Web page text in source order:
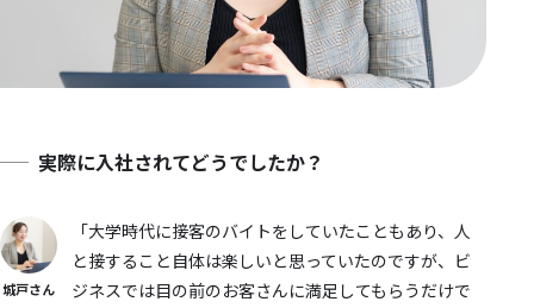
実際に入社されてどうでしたか？
城戸さん
「大学時代に接客のバイトをしていたこともあり、人
と接すること自体は楽しいと思っていたのですが、ビ
ジネスでは目の前のお客さんに満足してもらうだけで